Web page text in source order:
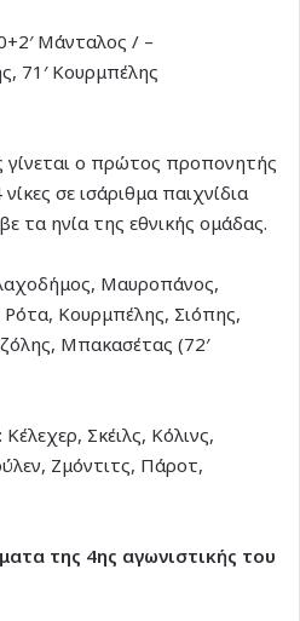
Μάνταλος / –
71′ Κουρμπέλης
γίνεται ο πρώτος προπονητής
σε ισάριθμα παιχνίδια
τα ηνία της εθνικής ομάδας.
Μαυροπάνος,
Ρότα, Κουρμπέλης, Σιόπης,
Μπακασέτας (72′
Κέλεχερ, Σκέιλς, Κόλινς,
Ζμόντιτς, Πάροτ,
της 4ης αγωνιστικής του